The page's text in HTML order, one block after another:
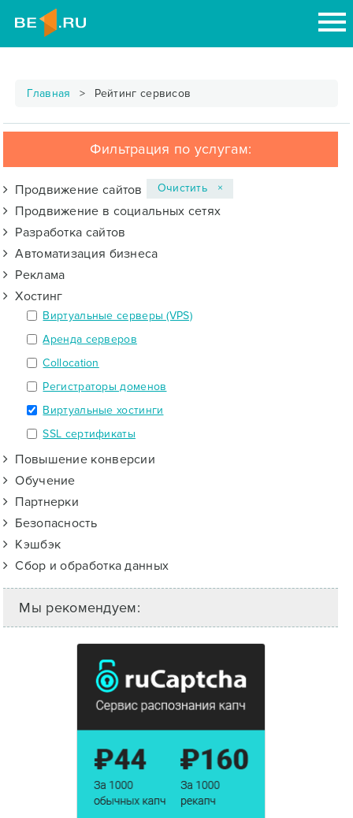
Главная Рейтинг сервисов
Фильтрация по услугам:
Продвижение сайтов
Продвижение в социальных сетях
Разработка сайтов
Автоматизация бизнеса
Реклама
Хостинг
Виртуальные серверы (VPS)
Аренда серверов
Collocation
Регистраторы доменов
Виртуальные хостинги
SSL сертификаты
Повышение конверсии
Обучение
Партнерки
Безопасность
Кэшбэк
Сбор и обработка данных
Очистить ×
Мы рекомендуем: